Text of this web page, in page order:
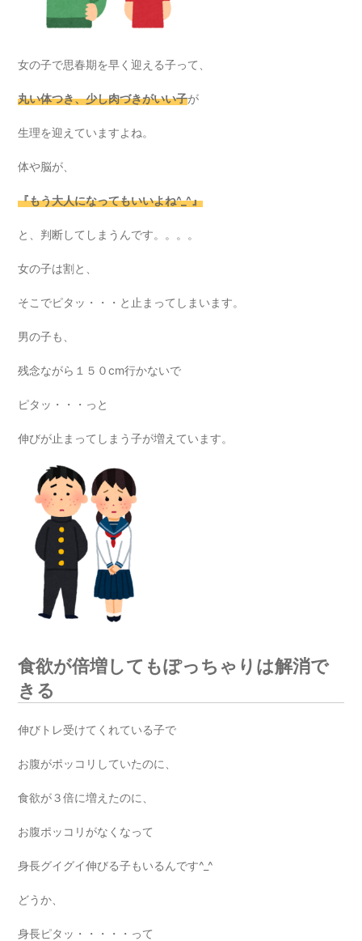
女の子で思春期を早く迎える子って、
丸い体つき、少し肉づきがいい子が
生理を迎えていますよね。
体や脳が、
『もう大人になってもいいよね^_^』
と、判断してしまうんです。。。。
女の子は割と、
そこでピタッ・・・と止まってしまいます。
男の子も、
残念ながら１５０cm行かないで
ピタッ・・・っと
伸びが止まってしまう子が増えています。
食欲が倍増してもぽっちゃりは解消で
きる
伸びトレ受けてくれている子で
お腹がポッコリしていたのに、
食欲が３倍に増えたのに、
お腹ポッコリがなくなって
身長グイグイ伸びる子もいるんです^_^
どうか、
身長ピタッ・・・・・って